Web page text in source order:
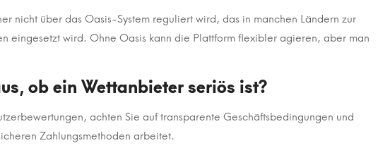
nicht über das Oasis-System reguliert wird, das in manchen Ländern zur
eingesetzt wird. Ohne Oasis kann die Plattform flexibler agieren, aber man
ob ein Wettanbieter seriös ist?
achten Sie auf transparente Geschäftsbedingungen und
Zahlungsmethoden arbeitet.